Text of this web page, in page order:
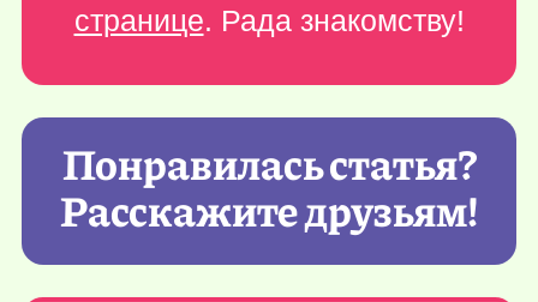
странице. Рада знакомству!
Понравилась статья?
Расскажите друзьям!